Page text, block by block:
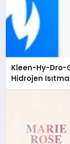
Kleen-Hy-Dro-
Hidrojen
Düzenleyici